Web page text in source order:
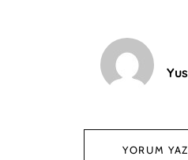
YORUM